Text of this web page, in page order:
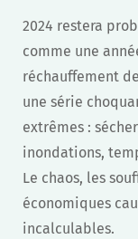
2024 restera
comme une
réchauffement
une série
extrêmes :
inondations,
Le chaos, les
économiques
incalculables.